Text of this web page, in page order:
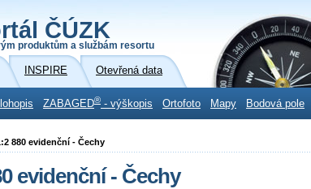
ČÚZK
produktům a službám resortu
INSPIRE Otevřená data
ZABAGED® - výškopis Ortofoto Mapy Bodová pole
880 evidenční - Čechy
evidenční - Čechy